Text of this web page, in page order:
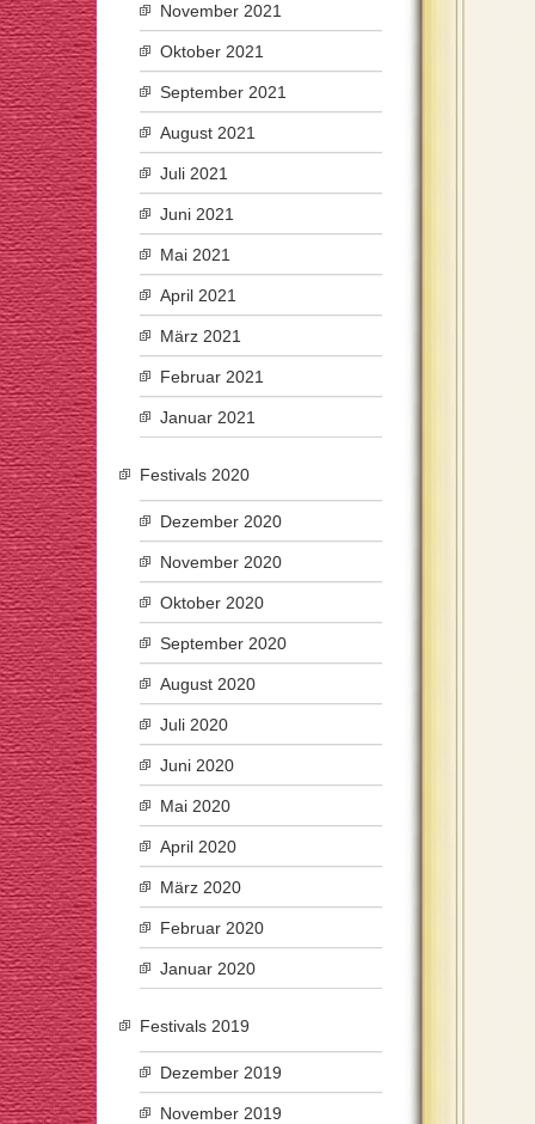
November 2021
Oktober 2021
September 2021
August 2021
Juli 2021
Juni 2021
Mai 2021
April 2021
März 2021
Februar 2021
Januar 2021
Festivals 2020
Dezember 2020
November 2020
Oktober 2020
September 2020
August 2020
Juli 2020
Juni 2020
Mai 2020
April 2020
März 2020
Februar 2020
Januar 2020
Festivals 2019
Dezember 2019
November 2019